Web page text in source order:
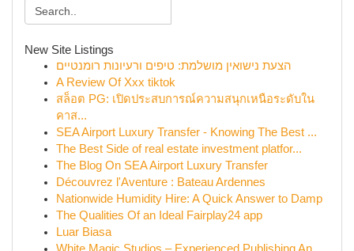
New Site Listings
הצעת נישואין מושלמת: טיפים ורעיונות רומנטיים
A Review Of Xxx tiktok
สล็อต PG: เปิดประสบการณ์ความสนุกเหนือระดับใน
คาส...
SEA Airport Luxury Transfer - Knowing The Best ...
The Best Side of real estate investment platfor...
The Blog On SEA Airport Luxury Transfer
Découvrez l'Aventure : Bateau Ardennes
Nationwide Humidity Hire: A Quick Answer to Damp
The Qualities Of an Ideal Fairplay24 app
Luar Biasa